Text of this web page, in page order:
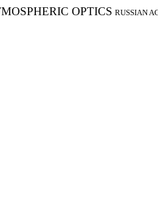
OPTICS RUSSIAN